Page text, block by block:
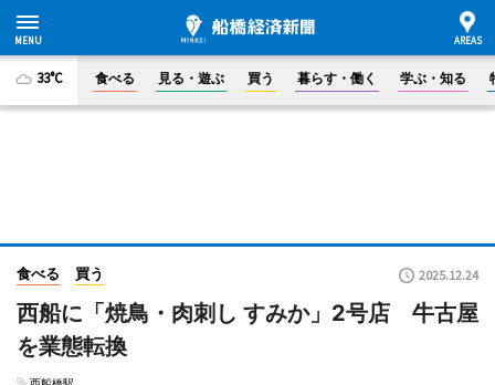
33°C 食べる 見る・遊ぶ 買う 暮らす・働く 学ぶ・知る
食べる 買う 2025.12.24
西船に「焼鳥・肉刺し すみか」2号店 牛古屋
を業態転換